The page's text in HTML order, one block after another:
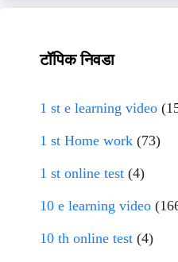
टॉपिक निवडा
1 st e learning video
1 st Home work (73)
1 st online test (4)
10 e learning video
10 th online test (4)